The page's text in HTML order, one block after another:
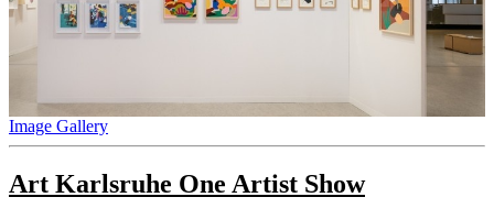
Image Gallery
Art Karlsruhe One Artist Show